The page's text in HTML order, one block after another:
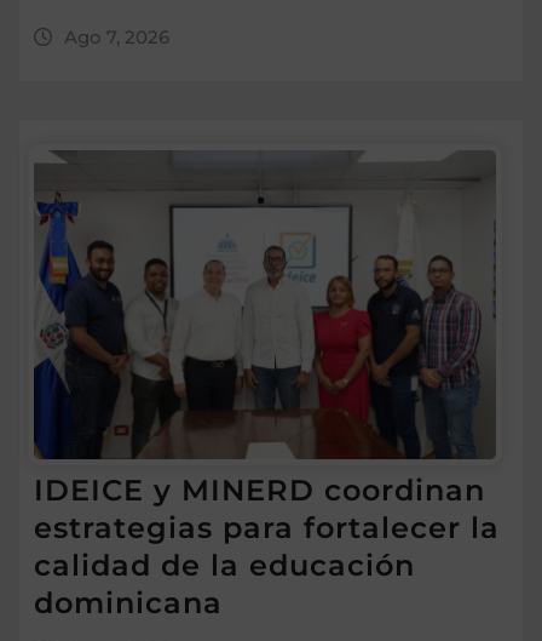
Ago 7, 2026
IDEICE y MINERD coordinan
estrategias para fortalecer la
calidad de la educación
dominicana